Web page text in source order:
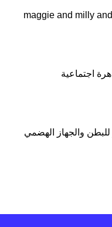
اجتماعية
والجهاز الهضمي